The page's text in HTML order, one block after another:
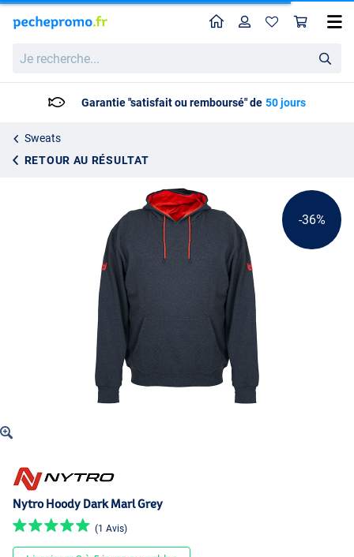
recherche...
HomeProfil
Garantie "satisfait ou remboursé" de 50 jours
Sweats
RETOUR AU RÉSULTAT
Nytro Hoody Dark Marl Grey
-36%
Nytro Hoody Dark Marl Grey
(1 Avis)